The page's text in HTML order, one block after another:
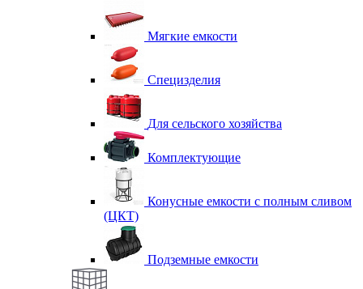
Мягкие емкости
Специзделия
Для сельского хозяйства
Комплектующие
Конусные емкости с полным сливом
(ЦКТ)
Подземные емкости